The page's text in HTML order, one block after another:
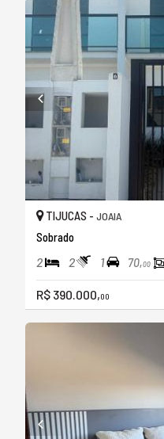
TIJUCAS - JOAIA
Sobrado
2 2 1 70,00
R$ 390.000,00